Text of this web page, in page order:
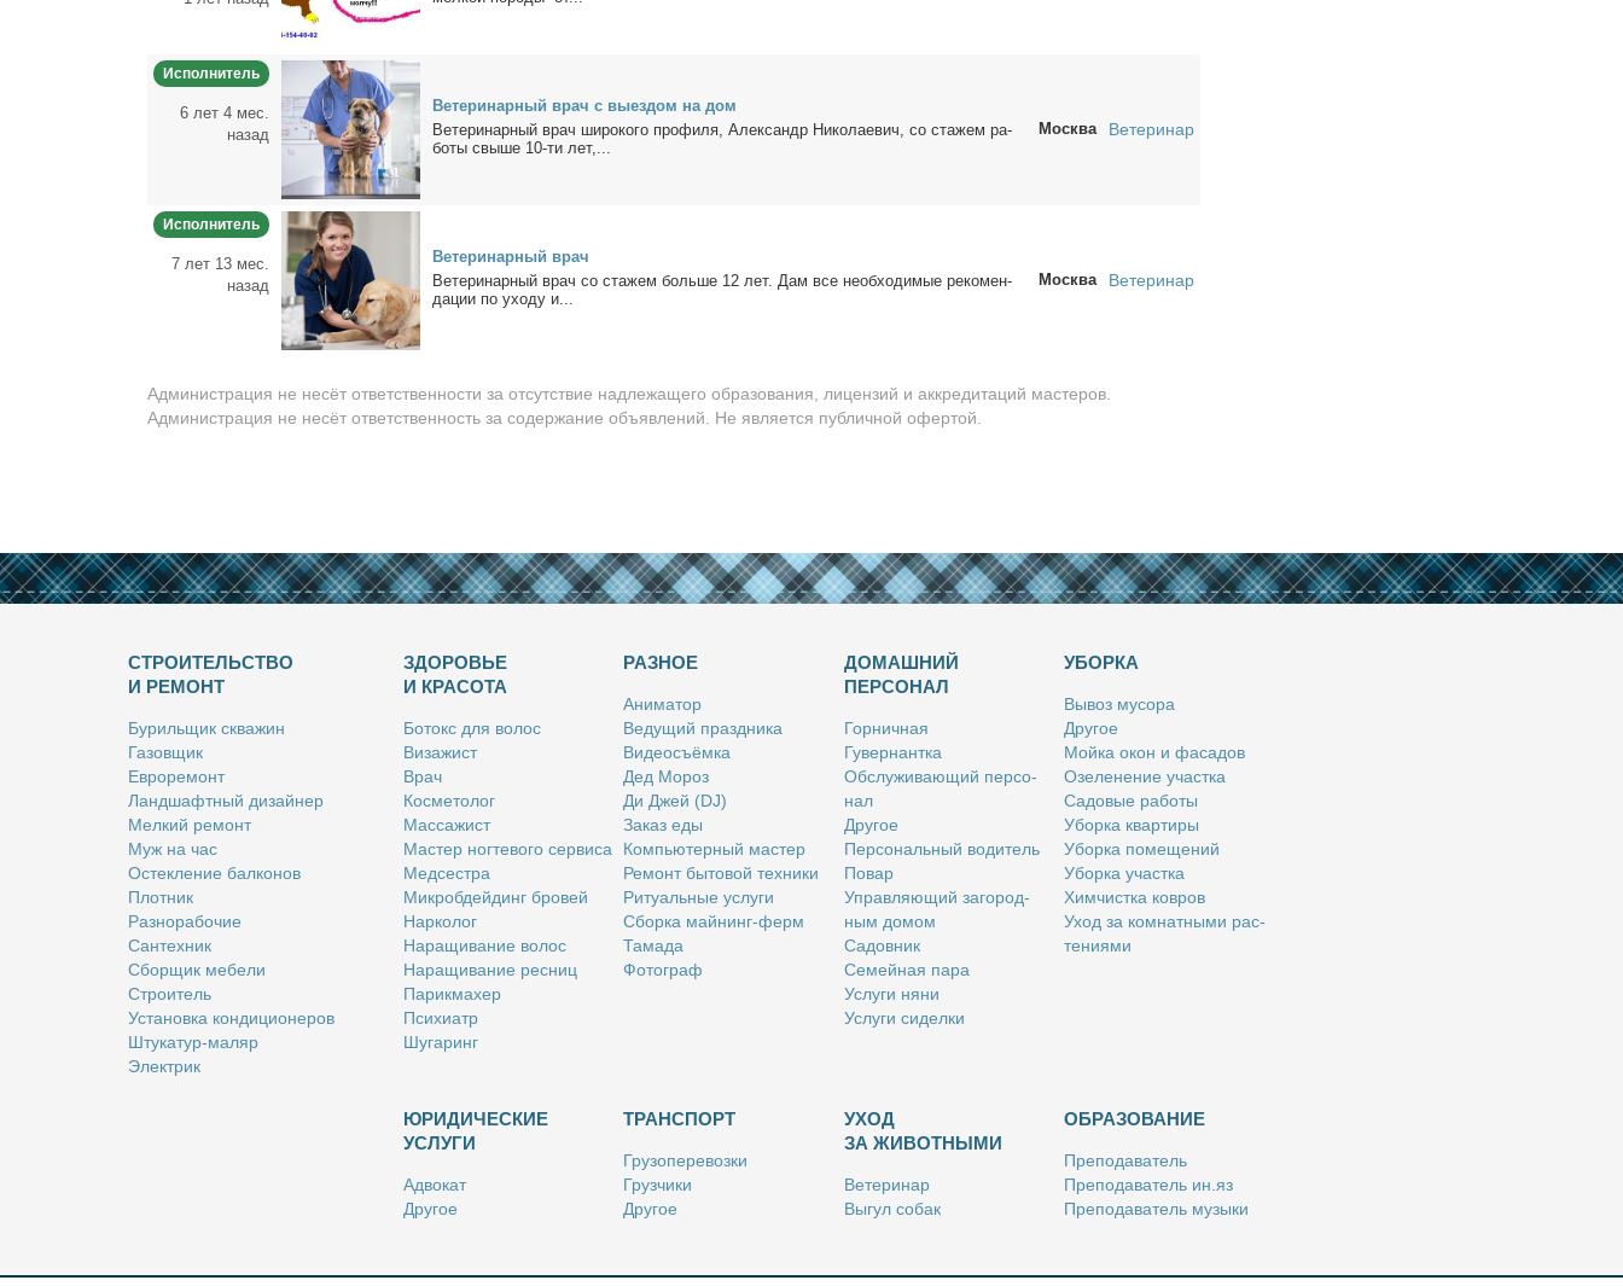
Исполнитель
6 лет 4 мес.
назад
Ве­те­ри­нар­ный врач с вы­ез­дом на дом
Ве­те­ри­нар­ный врач ши­ро­ко­го про­фи­ля, Алек­сандр Ни­ко­ла­е­вич, со ста­жем ра­
бо­ты свы­ше 10-ти лет,...
Москва Ветеринар
Исполнитель
7 лет 13 мес.
назад
Ве­те­ри­нар­ный врач
Ве­те­ри­нар­ный врач со ста­жем боль­ше 12 лет. Дам все необ­хо­ди­мые ре­ко­мен­
да­ции по ухо­ду и...
Москва Ветеринар
Администрация не несёт ответственности за отсутствие надлежащего образования, лицензий и аккредитаций мастеров.
Администрация не несёт ответственность за содержание объявлений. Не является публичной офертой.
СТРОИТЕЛЬСТВО
И РЕМОНТ
Бу­риль­щик сква­жин
Га­зов­щик
Ев­ро­ре­монт
Ланд­шафт­ный ди­зай­нер
Мел­кий ре­монт
Муж на час
Остек­ле­ние бал­ко­нов
Плот­ник
Раз­но­ра­бо­чие
Сан­тех­ник
Сбор­щик ме­бе­ли
Стро­и­тель
Уста­нов­ка кон­ди­ци­о­не­ров
Шту­ка­тур-ма­ляр
Элек­трик
ЗДОРОВЬЕ
И КРАСОТА
Бо­токс для во­лос
Ви­за­жист
Врач
Кос­ме­то­лог
Мас­са­жист
Ма­стер ног­те­во­го сер­ви­са
Мед­сест­ра
Мик­роб­дей­динг бро­вей
Нар­ко­лог
На­ра­щи­ва­ние во­лос
На­ра­щи­ва­ние рес­ниц
Па­рик­махер
Пси­хи­атр
Шу­га­ринг
РАЗНОЕ
Ани­ма­тор
Ве­ду­щий празд­ни­ка
Ви­део­съём­ка
Дед Мо­роз
Ди Джей (DJ)
За­каз еды
Ком­пью­тер­ный ма­стер
Ре­монт бы­то­вой тех­ни­ки
Ри­ту­аль­ные услу­ги
Сбор­ка май­нинг-ферм
Та­ма­да
Фо­то­граф
ДОМАШНИЙ
ПЕРСОНАЛ
Гор­нич­ная
Гу­вер­нант­ка
Об­слу­жи­ва­ю­щий пер­со­
нал
Дру­гое
Пер­со­наль­ный во­ди­тель
По­вар
Управ­ля­ю­щий за­го­род­
ным до­мом
Са­дов­ник
Се­мей­ная па­ра
Услу­ги ня­ни
Услу­ги си­дел­ки
УБОРКА
Вы­воз му­со­ра
Дру­гое
Мой­ка окон и фа­са­дов
Озе­ле­не­ние участ­ка
Са­до­вые ра­бо­ты
Убор­ка квар­ти­ры
Убор­ка по­ме­ще­ний
Убор­ка участ­ка
Хим­чист­ка ков­ров
Уход за ком­нат­ны­ми рас­
те­ни­я­ми
ЮРИДИЧЕСКИЕ
УСЛУГИ
Адво­кат
Дру­гое
Ри­эл­тор
ТРАНСПОРТ
Гру­зо­пе­ре­воз­ки
Груз­чи­ки
Дру­гое
Так­си
УХОД
ЗА ЖИВОТНЫМИ
Ве­те­ри­нар
Вы­гул со­бак
Стриж­ка жи­вот­ных
ОБРАЗОВАНИЕ
Пре­по­да­ва­тель
Пре­по­да­ва­тель ин.яз
Пре­по­да­ва­тель му­зы­ки